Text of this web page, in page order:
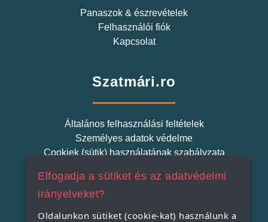
Panaszok & észrevételek
Felhasználói fiók
Kapcsolat
Szatmári.ro
Általános felhasználási feltételek
Személyes adatok védelme
Cookiek (sütik) használatának szabályzata
Szatmári Termék
Elfogadja a sütiket és az adatvédelmi
irányelveket?
Oldalunkon sütiket (cookie-kat) használunk a